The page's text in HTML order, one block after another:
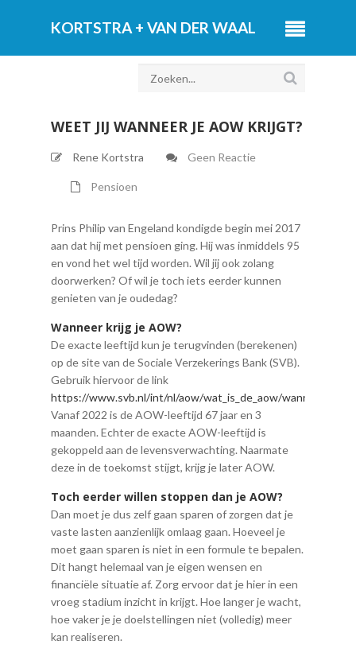
WEET JIJ WANNEER JE AOW KRIJGT?
Rene Kortstra Geen Reactie
Pensioen
Prins Philip van Engeland kondigde begin mei 2017
aan dat hij met pensioen ging. Hij was inmiddels 95
en vond het wel tijd worden. Wil jij ook zolang
doorwerken? Of wil je toch iets eerder kunnen
genieten van je oudedag?
Wanneer krijg je AOW?
De exacte leeftijd kun je terugvinden (berekenen)
op de site van de Sociale Verzekerings Bank (SVB).
Gebruik hiervoor de link
https://www.svb.nl/int/nl/aow/wat_is_de_aow/wanneer_aow
Vanaf 2022 is de AOW-leeftijd 67 jaar en 3
maanden. Echter de exacte AOW-leeftijd is
gekoppeld aan de levensverwachting. Naarmate
deze in de toekomst stijgt, krijg je later AOW.
Toch eerder willen stoppen dan je AOW?
Dan moet je dus zelf gaan sparen of zorgen dat je
vaste lasten aanzienlijk omlaag gaan. Hoeveel je
moet gaan sparen is niet in een formule te bepalen.
Dit hangt helemaal van je eigen wensen en
financiële situatie af. Zorg ervoor dat je hier in een
vroeg stadium inzicht in krijgt. Hoe langer je wacht,
hoe vaker je je doelstellingen niet (volledig) meer
kan realiseren.